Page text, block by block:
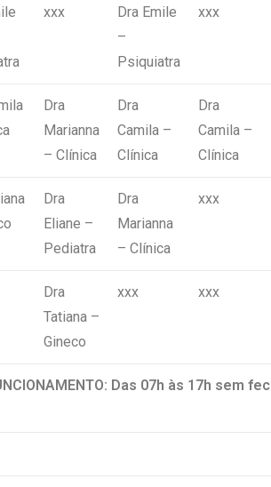
xxx
Dra Emile
–
Psiquiatra
xxx
Dra
Marianna
– Clínica
Dra
Camila –
Clínica
Dra
Camila –
Clínica
Dra
Eliane –
Pediatra
Dra
Marianna
– Clínica
xxx
Dra
Tatiana –
Gineco
xxx xxx
Das 07h às 17h sem